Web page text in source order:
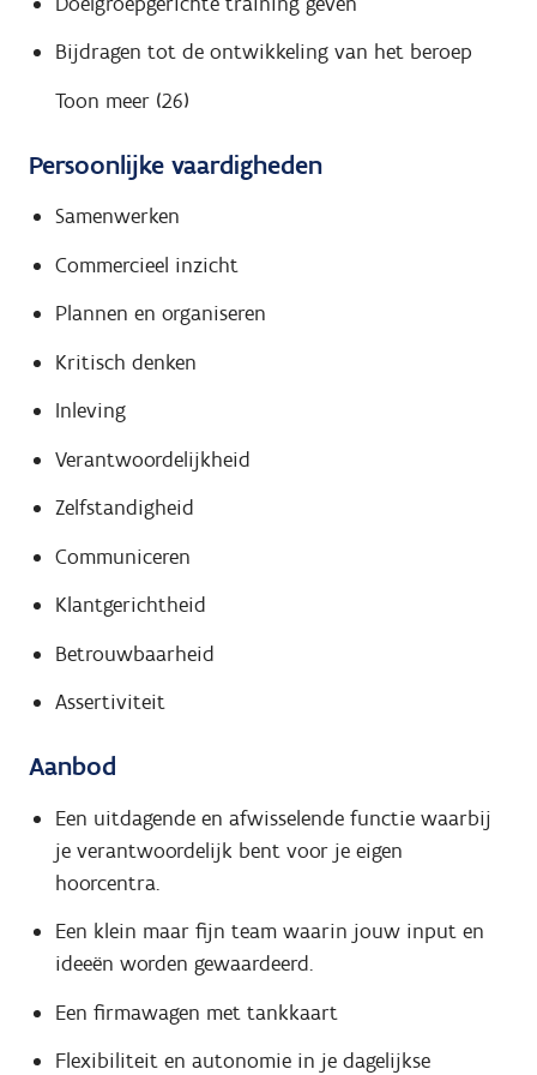
Bijdragen tot de ontwikkeling van het beroep
Toon meer (26)
Persoonlijke vaardigheden
Samenwerken
Commercieel inzicht
Plannen en organiseren
Kritisch denken
Inleving
Verantwoordelijkheid
Zelfstandigheid
Communiceren
Klantgerichtheid
Betrouwbaarheid
Assertiviteit
Aanbod
Een uitdagende en afwisselende functie waarbij
je verantwoordelijk bent voor je eigen
hoorcentra.
Een klein maar fijn team waarin jouw input en
ideeën worden gewaardeerd.
Een firmawagen met tankkaart
Flexibiliteit en autonomie in je dagelijkse